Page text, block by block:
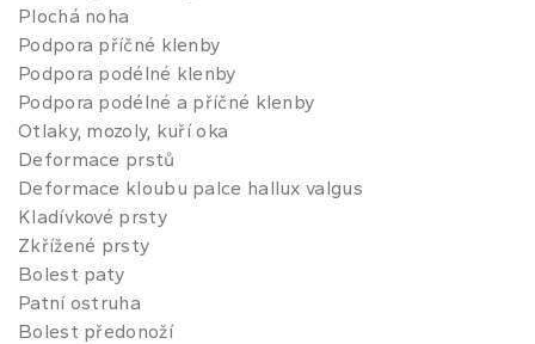
Plochá noha
Podpora příčné klenby
Podpora podélné klenby
Podpora podélné a příčné klenby
Otlaky, mozoly, kuří oka
Deformace prstů
Deformace kloubu palce hallux valgus
Kladívkové prsty
Zkřížené prsty
Bolest paty
Patní ostruha
Bolest předonoží